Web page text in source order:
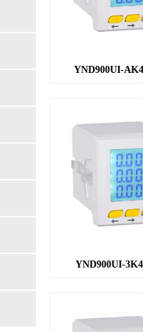
YND900UI-
YND900UI-